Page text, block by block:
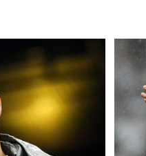
Оболонь нашла
вратаря на замену
травмированному
20.09.25 10:40
Источник: Рух
игрока у новичка